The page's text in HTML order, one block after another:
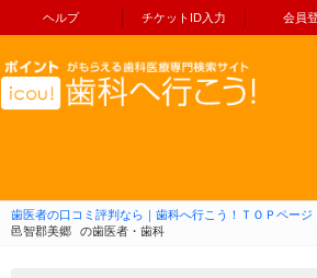
ヘルプ チケットID入力 会員
コンテン
歯医者の口コミ評判なら｜歯科へ行こう！ＴＯＰページ
邑智郡美郷
の歯医者・歯科